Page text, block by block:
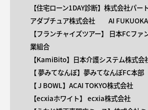
【住宅ローン1DAY診断】株式会社パー
アダプチュア株式会社
AI FUKUOKA
【​フランチャイズツアー】 日本FCファ
業組合
【KamiBito​】日本介護システム株式会
【 ​夢みてなんぼ】夢みてなんぼFC本部
【 ​J BOWL】ACAI TOKYO株式会社
【​ecxiaホワイト】 ecxia株式会社